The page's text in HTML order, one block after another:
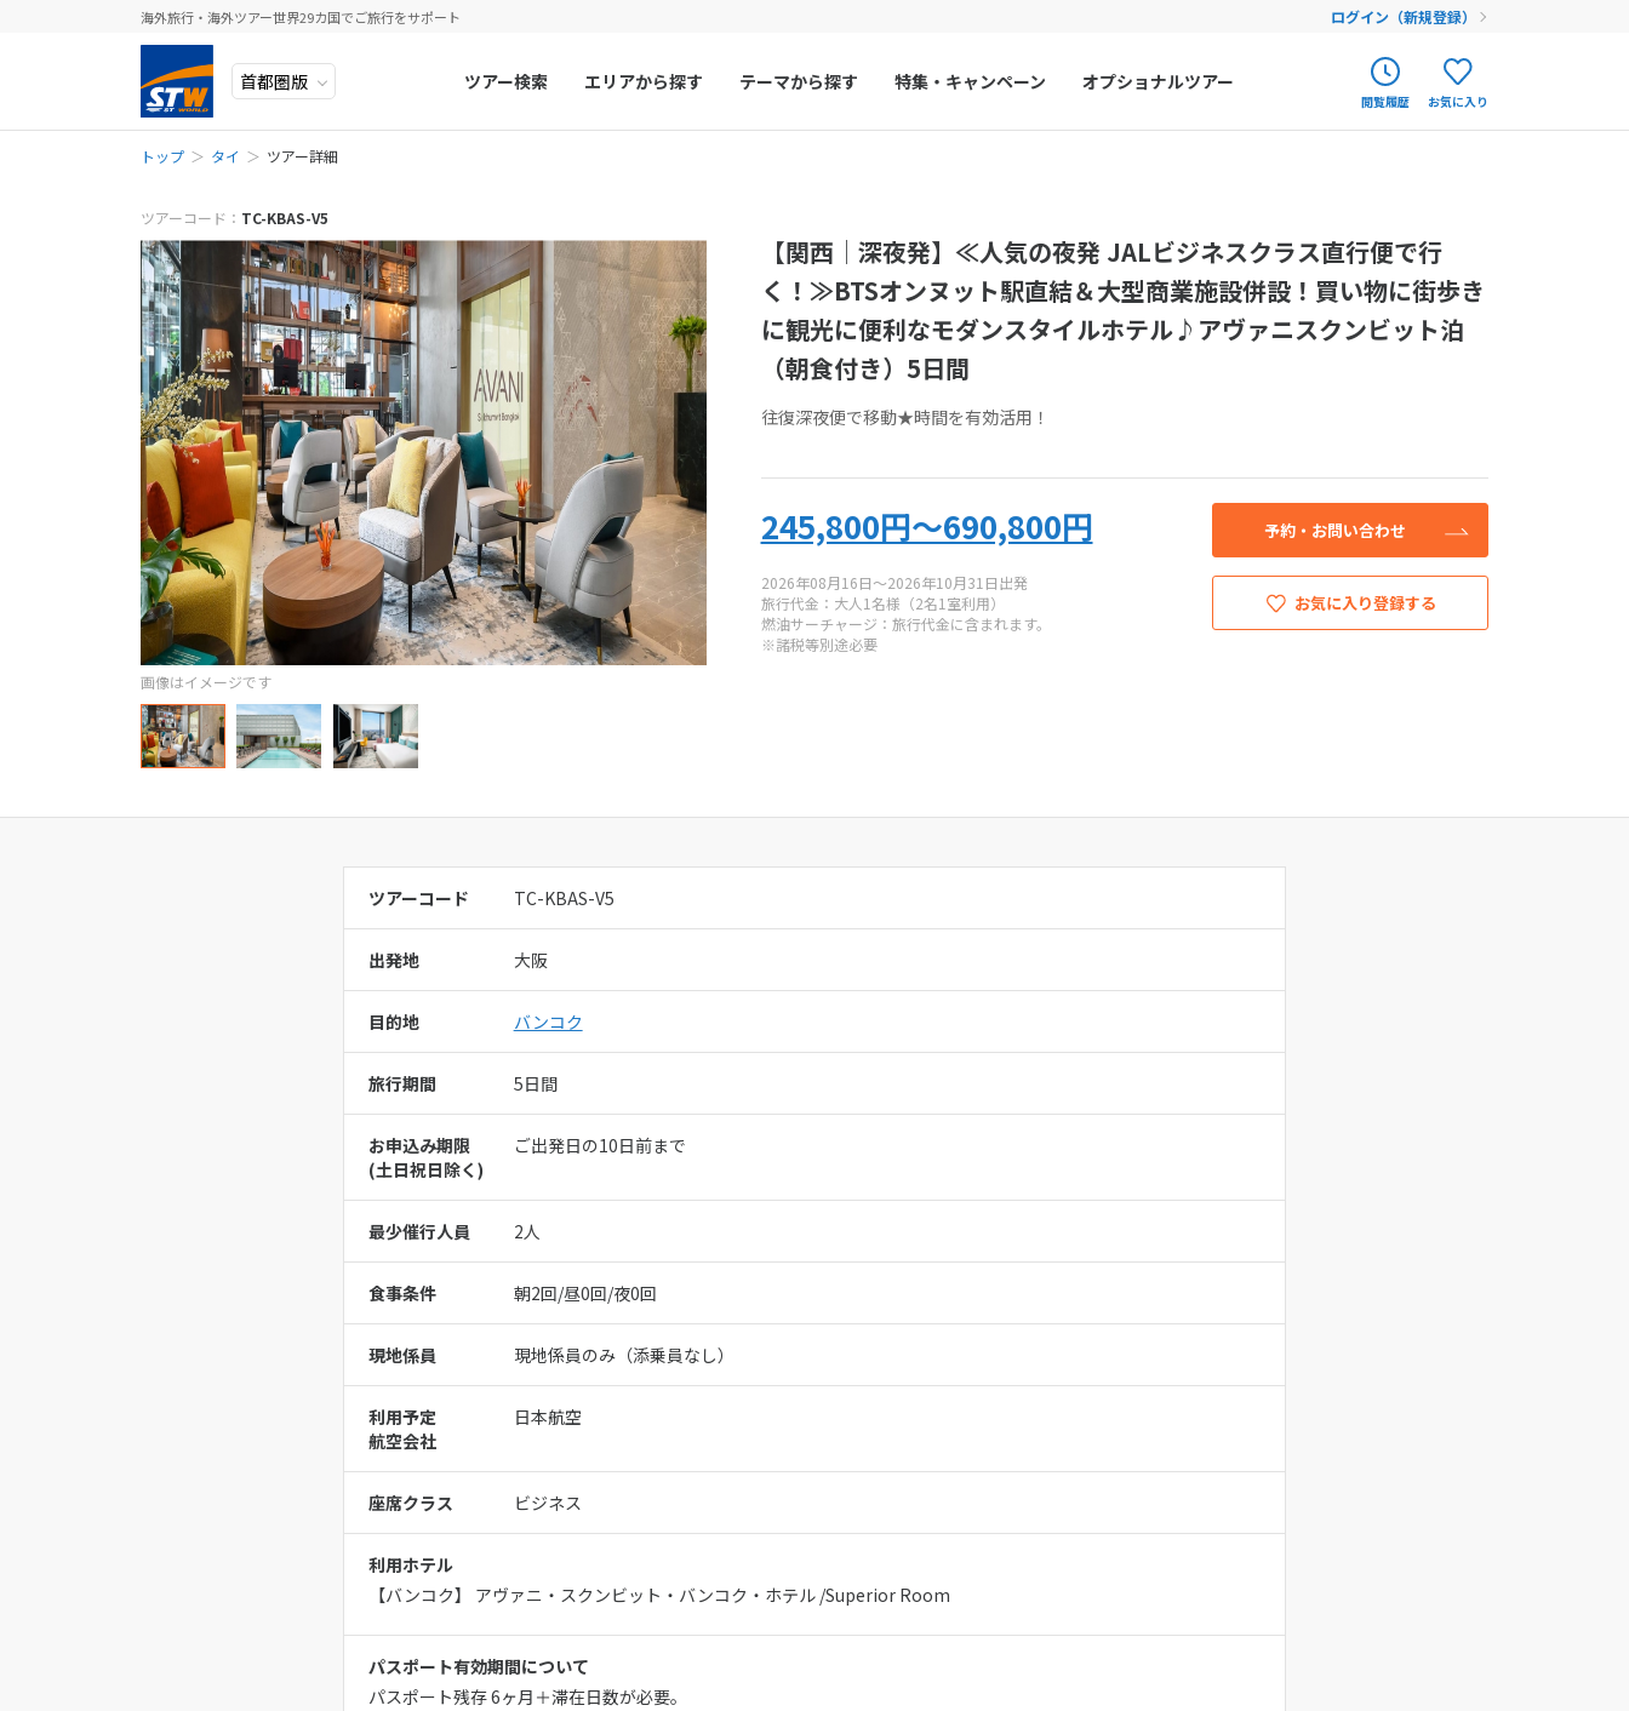
海外旅行・海外ツアー世界29カ国でご旅行をサポート ログイン（新規登録）
ツアー検索 エリアから探す
ヨーロッパ
中近東・トルコ
アフリカ
アジア
ロシア・中央アジア
アメリカ・カナダ
中南米・カリブ海
モルディブ・他インド洋
太平洋地域
オセアニア
ハワイ
ベルギー
ルクセンブルク イギリス
アイルランド
スイス
チェコ オーストリア
ハンガリー
ポーランド
スロヴァキア アイスランド
フィンランド
スウェーデン
デンマーク
ラトビア
スロヴェニア
モンテネグロ ブルガリア
ルーマニア
北マケドニア
ボスニア・ヘルツェゴビナ セルビア フェロー諸島
テーマから探す
人気のテーマ
お得な旅
誰と行く？
目的
特集・キャンペーン オプショナルツアー
閲覧履歴
まだ履歴がありません
お気に入り
まだ登録がありません
トップ タイ ツアー詳細
予約・お問い合わせください。
※該当ツアーをご予約・お問い合わせいただく前に、ツアー画面をキャプチャして保存してください。
予約・お問い合わせ 来店予約の申し込み
お電話でお問い合わせ
お電話の際にツアーコード TC-KBAS-V5
イノゲート大阪店 アジアファクトリー
050-5530-6741
ツアーコード： TC-KBAS-V5
画像はイメージです
【関西│深夜発】≪人気の夜発 JALビジネスクラス直行便で行
く！≫BTSオンヌット駅直結＆大型商業施設併設！買い物に街歩き
に観光に便利なモダンスタイルホテル♪アヴァニスクンビット泊
（朝食付き）5日間
往復深夜便で移動★時間を有効活用！
245,800円～690,800円
2026年08月16日～2026年10月31日出発
旅行代金：大人1名様（2名1室利用）
燃油サーチャージ：旅行代金に含まれます。
※諸税等別途必要
予約・お問い合わせ
お気に入り登録する
ツアーコード TC-KBAS-V5
出発地 大阪
目的地 バンコク
旅行期間 5日間
お申込み期限
(⼟⽇祝⽇除く)
ご出発日の10日前まで
最少催行人員 2人
食事条件 朝2回/昼0回/夜0回
現地係員 現地係員のみ（添乗員なし）
利用予定
航空会社
日本航空
座席クラス ビジネス
利用ホテル
【バンコク】 アヴァニ・スクンビット・バンコク・ホテル /Superior Room
パスポート有効期間について
パスポート残存 6ヶ月＋滞在日数が必要。